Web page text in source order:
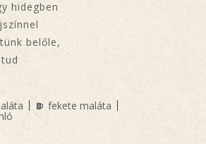
hidegben
belőle,
fekete maláta